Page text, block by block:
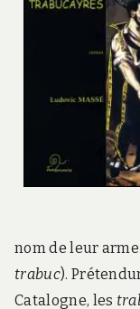
nom de leur
trabuc).
Catalogne, les